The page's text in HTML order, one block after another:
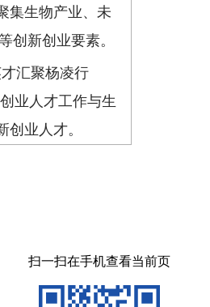
集生物产业、未
创新创业要素。
汇聚杨凌行
业人才工作与生
业人才。
扫一扫在手机查看当前页